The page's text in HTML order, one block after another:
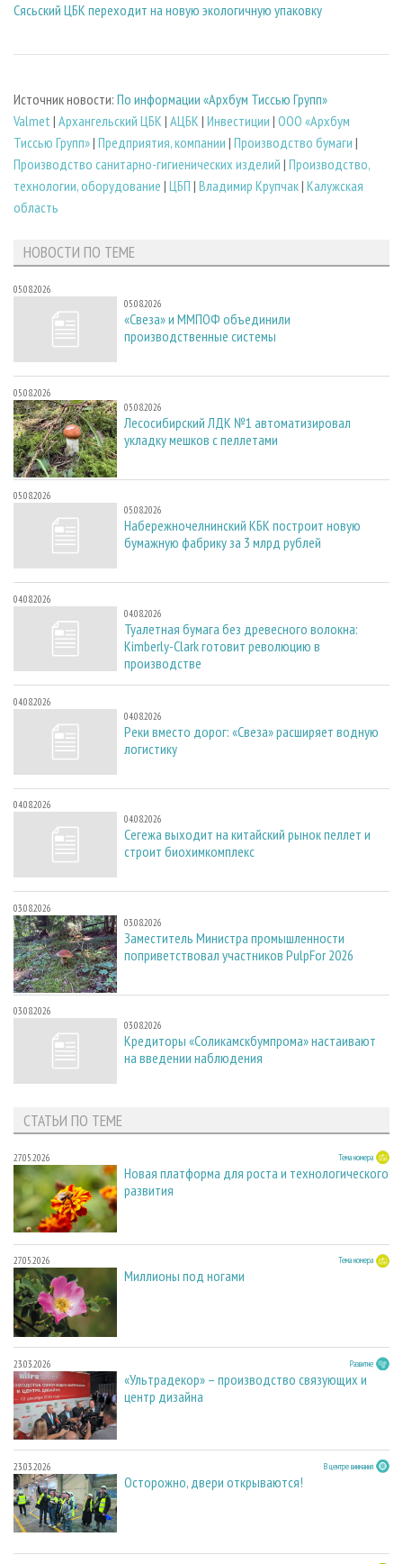
Сясьский ЦБК переходит на новую экологичную упаковку
Источник новости: По информации «Архбум Тиссью Групп»
Valmet | Архангельский ЦБК | АЦБК | Инвестиции | ООО «Архбум
Тиссью Групп»| Предприятия, компании | Производство бумаги |
Производство санитарно-гигиенических изделий | Производство,
технологии, оборудование | ЦБП | Владимир Крупчак| Калужская
область
НОВОСТИ ПО ТЕМЕ
05.08.2026
05.08.2026
«Свеза» и ММПОФ объединили
производственные системы
05.08.2026
05.08.2026
Лесосибирский ЛДК №1 автоматизировал
укладку мешков с пеллетами
05.08.2026
05.08.2026
Набережночелнинский КБК построит новую
бумажную фабрику за 3 млрд рублей
04.08.2026
04.08.2026
Туалетная бумага без древесного волокна:
Kimberly-Clark готовит революцию в
производстве
04.08.2026
04.08.2026
Реки вместо дорог: «Свеза» расширяет водную
логистику
04.08.2026
04.08.2026
Сегежа выходит на китайский рынок пеллет и
строит биохимкомплекс
03.08.2026
03.08.2026
Заместитель Министра промышленности
поприветствовал участников PulpFor 2026
03.08.2026
03.08.2026
Кредиторы «Соликамскбумпрома» настаивают
на введении наблюдения
СТАТЬИ ПО ТЕМЕ
27.05.2026 Тема номера
Новая платформа для роста и технологического
развития
27.05.2026 Тема номера
Миллионы под ногами
23.03.2026 Развитие
«Ультрадекор» – производство связующих и
центр дизайна
23.03.2026 В центре внимания
Осторожно, двери открываются!